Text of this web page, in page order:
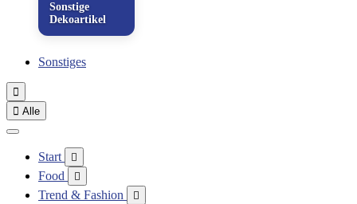
Sonstige
Dekoartikel
Sonstiges

 Alle
Start 
Food 
Trend & Fashion 